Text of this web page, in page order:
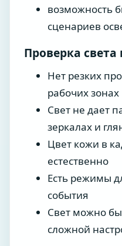
возможность
сценариев
Проверка
Нет резких
рабочих зонах
Свет не дает
зеркалах и
Цвет кожи в
естественно
Есть режимы
события
Свет можно
сложной